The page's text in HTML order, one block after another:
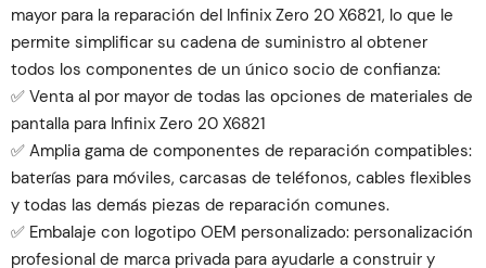
mayor para la reparación del Infinix Zero 20 X6821, lo que le
permite simplificar su cadena de suministro al obtener
todos los componentes de un único socio de confianza:
✅ Venta al por mayor de todas las opciones de materiales de
pantalla para Infinix Zero 20 X6821
✅ Amplia gama de componentes de reparación compatibles:
baterías para móviles, carcasas de teléfonos, cables flexibles
y todas las demás piezas de reparación comunes.
✅ Embalaje con logotipo OEM personalizado: personalización
profesional de marca privada para ayudarle a construir y